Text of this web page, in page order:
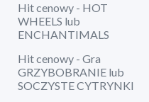
Hit cenowy - HOT
WHEELS lub
ENCHANTIMALS
Hit cenowy - Gra
GRZYBOBRANIE lub
SOCZYSTE CYTRYNKI